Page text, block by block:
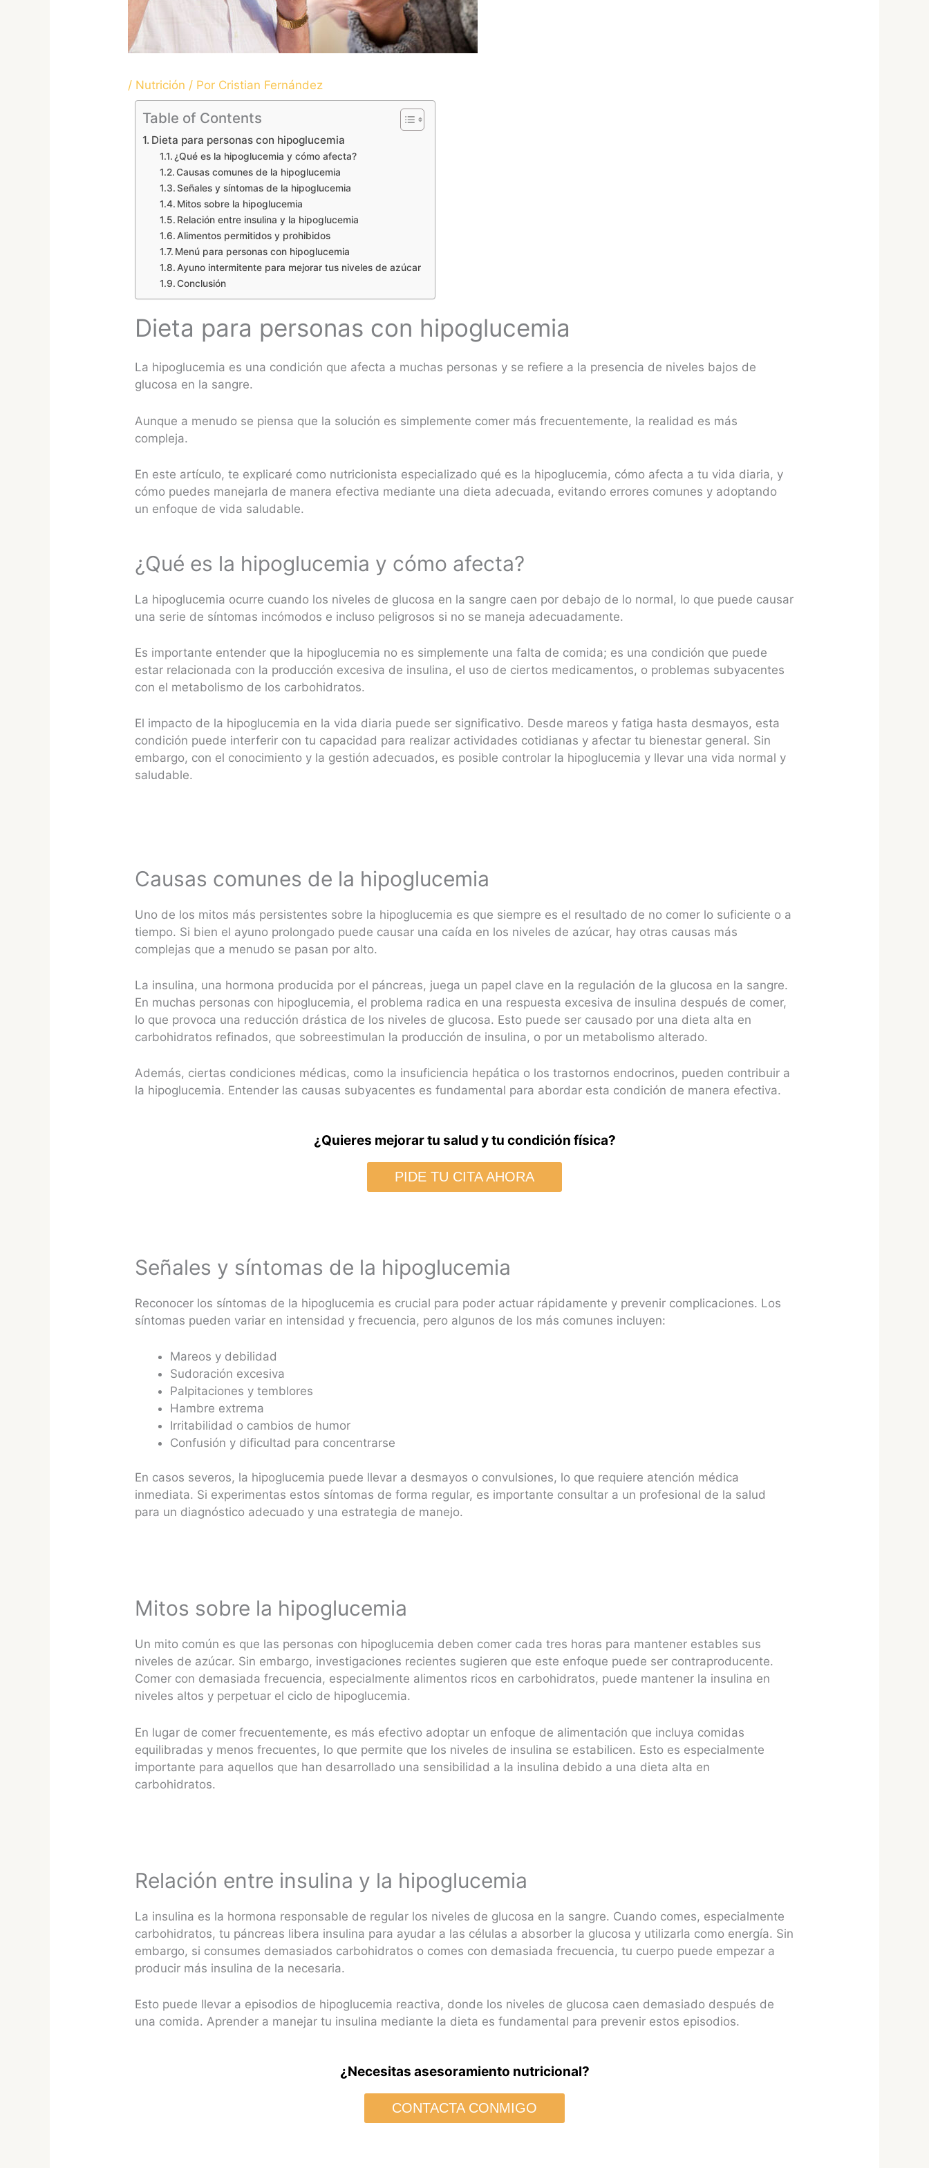
/ Nutrición / Por Cristian Fernández
Table of Contents
Dieta para personas con hipoglucemia
¿Qué es la hipoglucemia y cómo afecta?
Causas comunes de la hipoglucemia
Señales y síntomas de la hipoglucemia
Mitos sobre la hipoglucemia
Relación entre insulina y la hipoglucemia
Alimentos permitidos y prohibidos
Menú para personas con hipoglucemia
Ayuno intermitente para mejorar tus niveles de azúcar
Conclusión
Dieta para personas con hipoglucemia
La hipoglucemia es una condición que afecta a muchas personas y se refiere a la presencia de niveles bajos de
glucosa en la sangre.
Aunque a menudo se piensa que la solución es simplemente comer más frecuentemente, la realidad es más
compleja.
En este artículo, te explicaré como nutricionista especializado qué es la hipoglucemia, cómo afecta a tu vida diaria, y
cómo puedes manejarla de manera efectiva mediante una dieta adecuada, evitando errores comunes y adoptando
un enfoque de vida saludable.
¿Qué es la hipoglucemia y cómo afecta?
La hipoglucemia ocurre cuando los niveles de glucosa en la sangre caen por debajo de lo normal, lo que puede causar
una serie de síntomas incómodos e incluso peligrosos si no se maneja adecuadamente.
Es importante entender que la hipoglucemia no es simplemente una falta de comida; es una condición que puede
estar relacionada con la producción excesiva de insulina, el uso de ciertos medicamentos, o problemas subyacentes
con el metabolismo de los carbohidratos.
El impacto de la hipoglucemia en la vida diaria puede ser significativo. Desde mareos y fatiga hasta desmayos, esta
condición puede interferir con tu capacidad para realizar actividades cotidianas y afectar tu bienestar general. Sin
embargo, con el conocimiento y la gestión adecuados, es posible controlar la hipoglucemia y llevar una vida normal y
saludable.
Causas comunes de la hipoglucemia
Uno de los mitos más persistentes sobre la hipoglucemia es que siempre es el resultado de no comer lo suficiente o a
tiempo. Si bien el ayuno prolongado puede causar una caída en los niveles de azúcar, hay otras causas más
complejas que a menudo se pasan por alto.
La insulina, una hormona producida por el páncreas, juega un papel clave en la regulación de la glucosa en la sangre.
En muchas personas con hipoglucemia, el problema radica en una respuesta excesiva de insulina después de comer,
lo que provoca una reducción drástica de los niveles de glucosa. Esto puede ser causado por una dieta alta en
carbohidratos refinados, que sobreestimulan la producción de insulina, o por un metabolismo alterado.
Además, ciertas condiciones médicas, como la insuficiencia hepática o los trastornos endocrinos, pueden contribuir a
la hipoglucemia. Entender las causas subyacentes es fundamental para abordar esta condición de manera efectiva.
¿Quieres mejorar tu salud y tu condición física?
PIDE TU CITA AHORA
Señales y síntomas de la hipoglucemia
Reconocer los síntomas de la hipoglucemia es crucial para poder actuar rápidamente y prevenir complicaciones. Los
síntomas pueden variar en intensidad y frecuencia, pero algunos de los más comunes incluyen:
Mareos y debilidad
Sudoración excesiva
Palpitaciones y temblores
Hambre extrema
Irritabilidad o cambios de humor
Confusión y dificultad para concentrarse
En casos severos, la hipoglucemia puede llevar a desmayos o convulsiones, lo que requiere atención médica
inmediata. Si experimentas estos síntomas de forma regular, es importante consultar a un profesional de la salud
para un diagnóstico adecuado y una estrategia de manejo.
Mitos sobre la hipoglucemia
Un mito común es que las personas con hipoglucemia deben comer cada tres horas para mantener estables sus
niveles de azúcar. Sin embargo, investigaciones recientes sugieren que este enfoque puede ser contraproducente.
Comer con demasiada frecuencia, especialmente alimentos ricos en carbohidratos, puede mantener la insulina en
niveles altos y perpetuar el ciclo de hipoglucemia.
En lugar de comer frecuentemente, es más efectivo adoptar un enfoque de alimentación que incluya comidas
equilibradas y menos frecuentes, lo que permite que los niveles de insulina se estabilicen. Esto es especialmente
importante para aquellos que han desarrollado una sensibilidad a la insulina debido a una dieta alta en
carbohidratos.
Relación entre insulina y la hipoglucemia
La insulina es la hormona responsable de regular los niveles de glucosa en la sangre. Cuando comes, especialmente
carbohidratos, tu páncreas libera insulina para ayudar a las células a absorber la glucosa y utilizarla como energía. Sin
embargo, si consumes demasiados carbohidratos o comes con demasiada frecuencia, tu cuerpo puede empezar a
producir más insulina de la necesaria.
Esto puede llevar a episodios de hipoglucemia reactiva, donde los niveles de glucosa caen demasiado después de
una comida. Aprender a manejar tu insulina mediante la dieta es fundamental para prevenir estos episodios.
¿Necesitas asesoramiento nutricional?
CONTACTA CONMIGO